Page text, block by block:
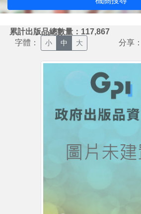
累計出版品總數量：117,867
字體： 小 中 大 分享：